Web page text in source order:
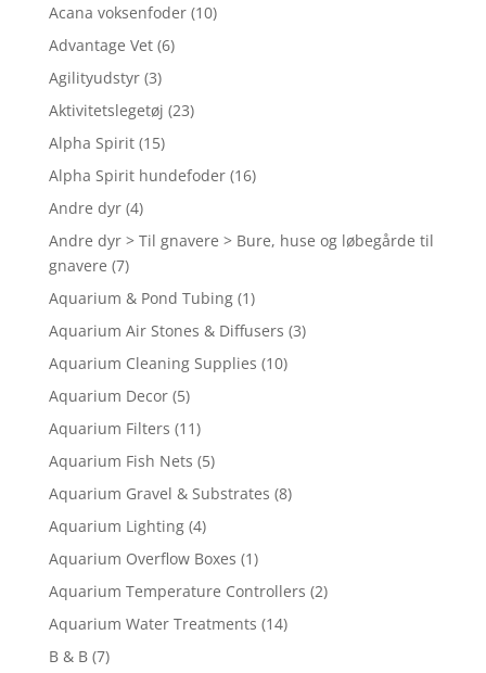
Acana voksenfoder (10)
Advantage Vet (6)
Agilityudstyr (3)
Aktivitetslegetøj (23)
Alpha Spirit (15)
Alpha Spirit hundefoder (16)
Andre dyr (4)
Andre dyr > Til gnavere > Bure, huse og løbegårde til
gnavere (7)
Aquarium & Pond Tubing (1)
Aquarium Air Stones & Diffusers (3)
Aquarium Cleaning Supplies (10)
Aquarium Decor (5)
Aquarium Filters (11)
Aquarium Fish Nets (5)
Aquarium Gravel & Substrates (8)
Aquarium Lighting (4)
Aquarium Overflow Boxes (1)
Aquarium Temperature Controllers (2)
Aquarium Water Treatments (14)
B & B (7)